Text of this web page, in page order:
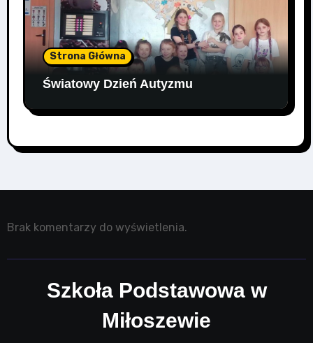
Strona Główna
Światowy Dzień Autyzmu
Brak komentarzy do wyświetlenia.
Szkoła Podstawowa w
Miłoszewie